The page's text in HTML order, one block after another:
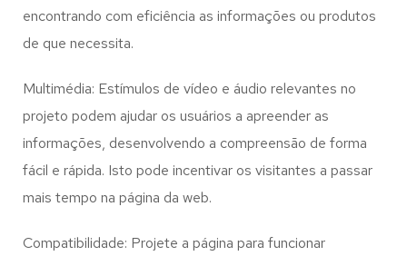
encontrando com eficiência as informações ou produtos
de que necessita.
Multimédia: Estímulos de vídeo e áudio relevantes no
projeto podem ajudar os usuários a apreender as
informações, desenvolvendo a compreensão de forma
fácil e rápida. Isto pode incentivar os visitantes a passar
mais tempo na página da web.
Compatibilidade: Projete a página para funcionar